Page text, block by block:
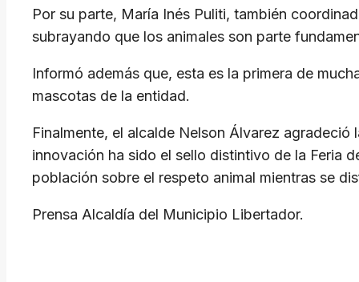
​Por su parte, María Inés Puliti, también
subrayando que los animales son parte
Informó además que, esta es la primera de
mascotas de la entidad.
​Finalmente, el alcalde Nelson Álvarez
innovación ha sido el sello distintivo de la Feria
población sobre el respeto animal mientras se
Prensa Alcaldía del Municipio Libertador.